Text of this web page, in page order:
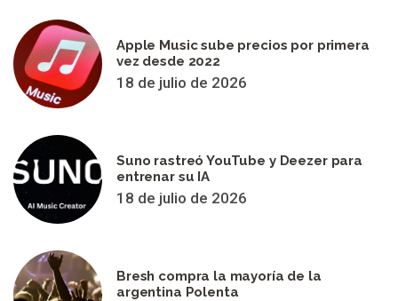
Apple Music sube precios por primera
vez desde 2022
18 de julio de 2026
Suno rastreó YouTube y Deezer para
entrenar su IA
18 de julio de 2026
Bresh compra la mayoría de la
argentina Polenta